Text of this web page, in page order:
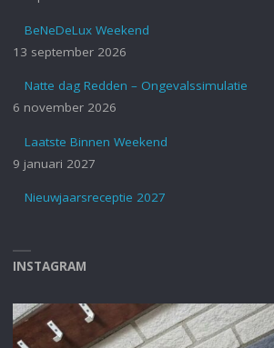
BeNeDeLux Weekend
13 september 2026
Natte dag Redden – Ongevalssimulatie
6 november 2026
Laatste Binnen Weekend
9 januari 2027
Nieuwjaarsreceptie 2027
INSTAGRAM